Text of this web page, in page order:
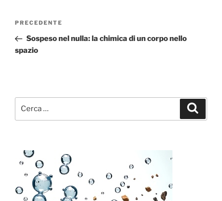
Navigazione
Articolo
precedente:
PRECEDENTE
Sospeso nel nulla: la chimica di un corpo nello
spazio